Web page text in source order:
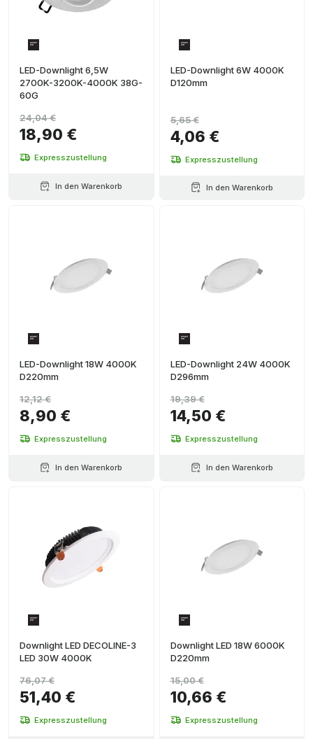
LED-Downlight 6,5W
2700K-3200K-4000K 38G-
60G
18,90 €
24,04 €
Expresszustellung
In den Warenkorb
LED-Downlight 6W 4000K
D120mm
4,06 €
5,65 €
Expresszustellung
In den Warenkorb
LED-Downlight 18W 4000K
D220mm
8,90 €
12,12 €
Expresszustellung
In den Warenkorb
LED-Downlight 24W 4000K
D296mm
14,50 €
19,39 €
Expresszustellung
In den Warenkorb
Downlight LED DECOLINE-3
LED 30W 4000K
51,40 €
76,07 €
Expresszustellung
Downlight LED 18W 6000K
D220mm
10,66 €
15,00 €
Expresszustellung